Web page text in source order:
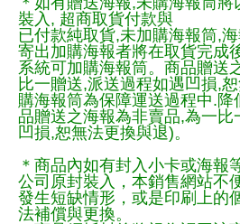
裝入, 超商取貨付款與
已付款純取貨,未加購海報筒,
寄出加購海報者將在取貨完成
系統可加購海報筒。商品贈送
比一贈送,派送過程如遇凹損,
購海報筒為保障運送過程中.
品贈送之海報為非賣品,為一比
凹損,恕無法更換與退)。
＊商品內如有封入小卡或海報
公司原封裝入，本銷售網站不
發生短缺情形，或是印刷上的
法補償與更換。